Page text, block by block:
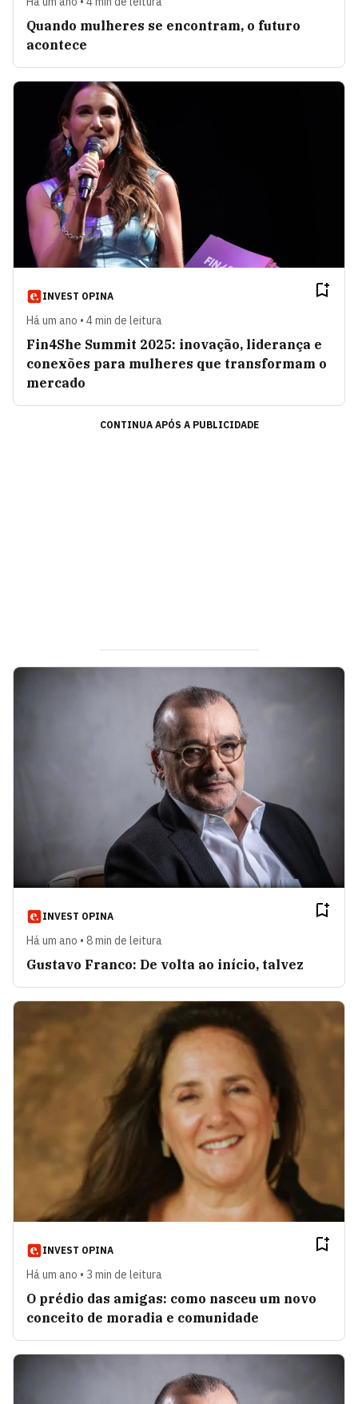
Quando mulheres se encontram, o futuro
acontece
INVEST OPINA
Há um ano • 4 min de leitura
Fin4She Summit 2025: inovação, liderança e
conexões para mulheres que transformam o
mercado
CONTINUA APÓS A PUBLICIDADE
INVEST OPINA
Há um ano • 8 min de leitura
Gustavo Franco: De volta ao início, talvez
INVEST OPINA
Há um ano • 3 min de leitura
O prédio das amigas: como nasceu um novo
conceito de moradia e comunidade